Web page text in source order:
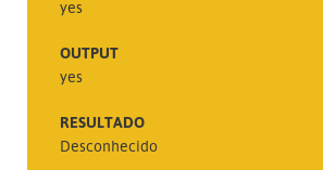
yes
OUTPUT
yes
RESULTADO
Desconhecido